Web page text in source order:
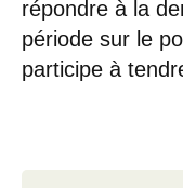
répondre à la
période sur le
participe à